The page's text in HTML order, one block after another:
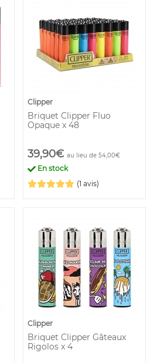
Clipper
Briquet Clipper Fluo
Opaque x 48
39,90€ au lieu de 54,00€
En stock
(1 avis)
Clipper
Briquet Clipper Gâteaux
Rigolos x 4